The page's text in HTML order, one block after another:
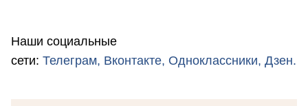
Наши социальные
сети: Телеграм, Вконтакте, Одноклассники, Дзен.